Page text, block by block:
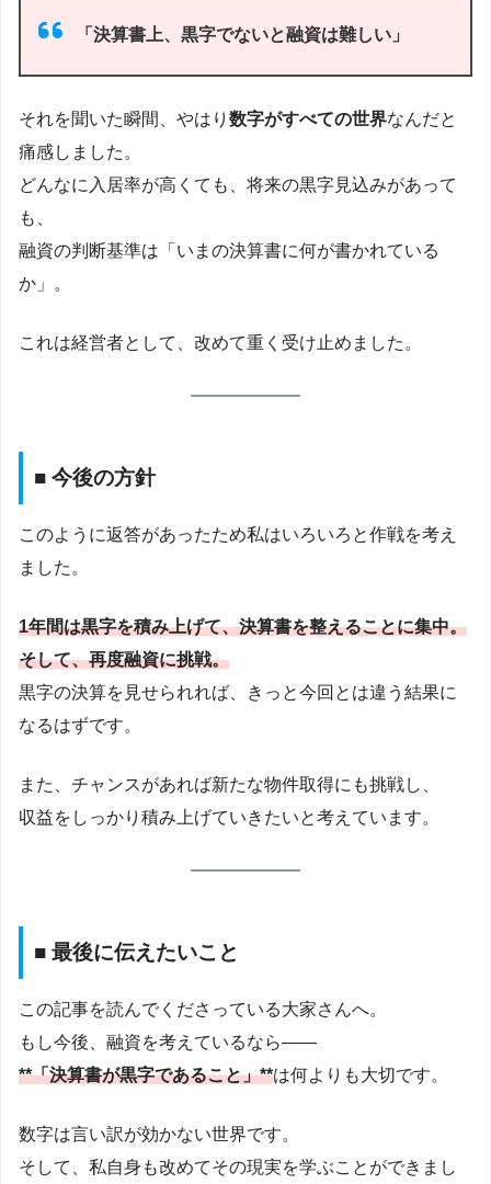
「決算書上、黒字でないと融資は難しい」
それを聞いた瞬間、やはり 数字がすべての世界なんだと
痛感しました。
どんなに入居率が高くても、将来の黒字見込みがあって
も、
融資の判断基準は「いまの決算書に何が書かれている
か」。
これは経営者として、改めて重く受け止めました。
■ 今後の方針
このように返答があったため私はいろいろと作戦を考え
ました。
1年間は黒字を積み上げて、決算書を整えることに集中。
そして、再度融資に挑戦。
黒字の決算を見せられれば、きっと今回とは違う結果に
なるはずです。
また、チャンスがあれば新たな物件取得にも挑戦し、
収益をしっかり積み上げていきたいと考えています。
■ 最後に伝えたいこと
この記事を読んでくださっている大家さんへ。
もし今後、融資を考えているなら――
**「決算書が黒字であること」**は何よりも大切です。
数字は言い訳が効かない世界です。
そして、私自身も改めてその現実を学ぶことができまし